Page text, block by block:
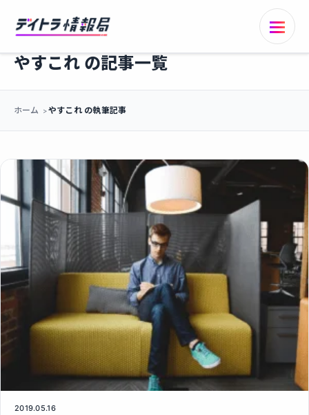
やすこれ の記事一覧
ホーム やすこれ の執筆記事
2019.05.16